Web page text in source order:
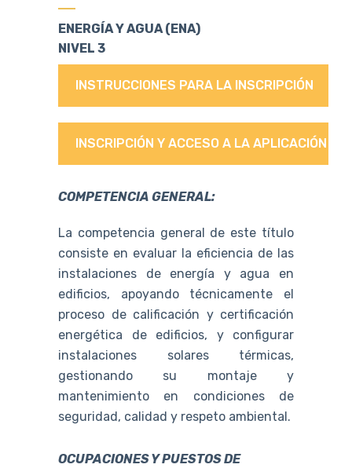
ENERGÍA Y AGUA (ENA)
NIVEL 3
INSTRUCCIONES PARA LA INSCRIPCIÓN
INSCRIPCIÓN Y ACCESO A LA APLICACIÓN
COMPETENCIA GENERAL:
La competencia general de este título
consiste en evaluar la eficiencia de las
instalaciones de energía y agua en
edificios, apoyando técnicamente el
proceso de calificación y certificación
energética de edificios, y configurar
instalaciones solares térmicas,
gestionando su montaje y
mantenimiento en condiciones de
seguridad, calidad y respeto ambiental.
OCUPACIONES Y PUESTOS DE